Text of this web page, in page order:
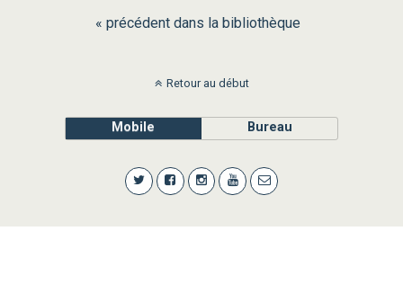
« précédent dans la bibliothèque
Retour au début
Mobile Bureau